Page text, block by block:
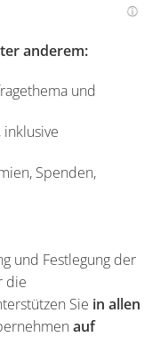
anderem:
und
Spenden,
und Festlegung der
die
Sie in allen
auf